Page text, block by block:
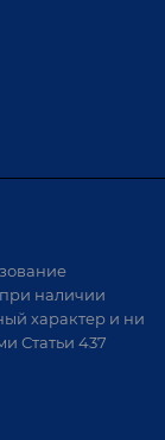
наличии
характер и ни
Статьи 437